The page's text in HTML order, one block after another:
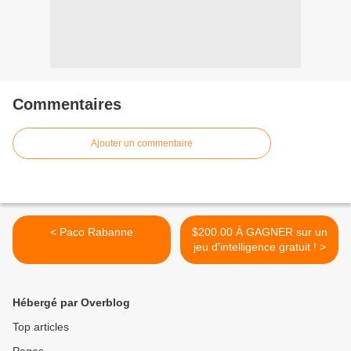
Commentaires
Ajouter un commentaire
< Paco Rabanne
$200.00 À GAGNER sur un
jeu d'intelligence gratuit ! >
Hébergé par Overblog
Top articles